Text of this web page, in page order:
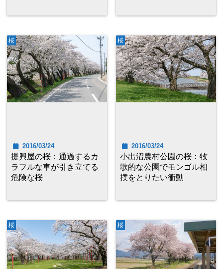
桜
2016/03/24
提興屋の桜：通過するカ
ラフルな車が引き立てる
危険な桜
桜
2016/03/24
小出沼農村公園の桜：牧
歌的な公園でモンゴル相
撲をとりたい衝動
桜 桜